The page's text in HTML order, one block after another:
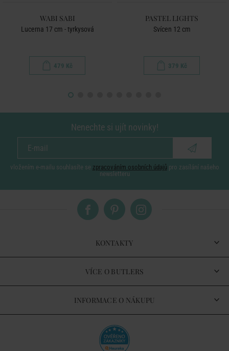
WABI SABI
Lucerna 17 cm - tyrkysová
479 Kč
PASTEL LIGHTS
Svícen 12 cm
379 Kč
Nenechte si ujít novinky!
vložením e-mailu souhlasíte se zpracováním osobních údajů pro zasílání našeho
newsletteru
KONTAKTY
VÍCE O BUTLERS
INFORMACE O NÁKUPU